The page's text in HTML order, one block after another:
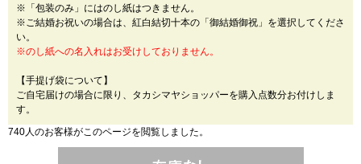
※「包装のみ」にはのし紙はつきません。
※ご結婚お祝いの場合は、紅白結切十本の「御結婚御祝」を選択してくださ
い。
※のし紙への名入れはお受けしておりません。
【手提げ袋について】
ご自宅届けの場合に限り、タカシマヤショッパーを購入点数分お付けしま
す。
740人のお客様がこのページを閲覧しました。